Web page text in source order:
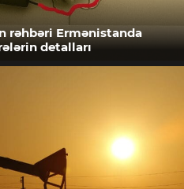
rəhbəri Ermənistanda
detalları